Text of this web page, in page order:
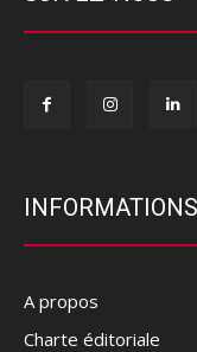
INFORMATIONS
A propos
Charte éditoriale